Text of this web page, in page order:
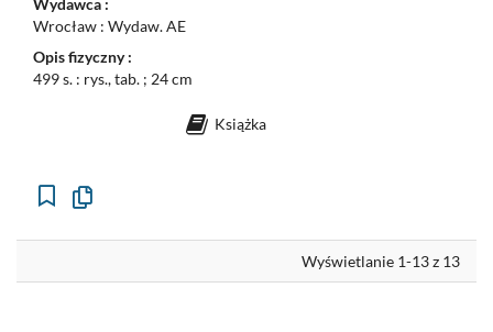
Wrocław : Wydaw. AE
Opis fizyczny :
499 s. : rys., tab. ; 24 cm
Książka
Kopiuj
do
Wyświetlanie 1-13 z 13